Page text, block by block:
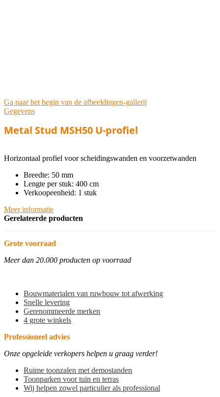
Ga naar het begin van de afbeeldingen-gallerij
Gegevens
Metal Stud MSH50 U-profiel
Horizontaal profiel voor scheidingswanden en voorzetwanden
Breedte: 50 mm
Lengte per stuk: 400 cm
Verkoopeenheid: 1 stuk
Meer informatie
Gerelateerde producten
Grote voorraad
Meer dan 20.000 producten op voorraad
Bouwmaterialen van ruwbouw tot afwerking
Snelle levering
Gerenommeerde merken
4 grote winkels
Professioneel advies
Onze opgeleide verkopers helpen u graag verder!
Ruime toonzalen met demostanden
Toonparken voor tuin en terras
Wij helpen zowel particulier als professional